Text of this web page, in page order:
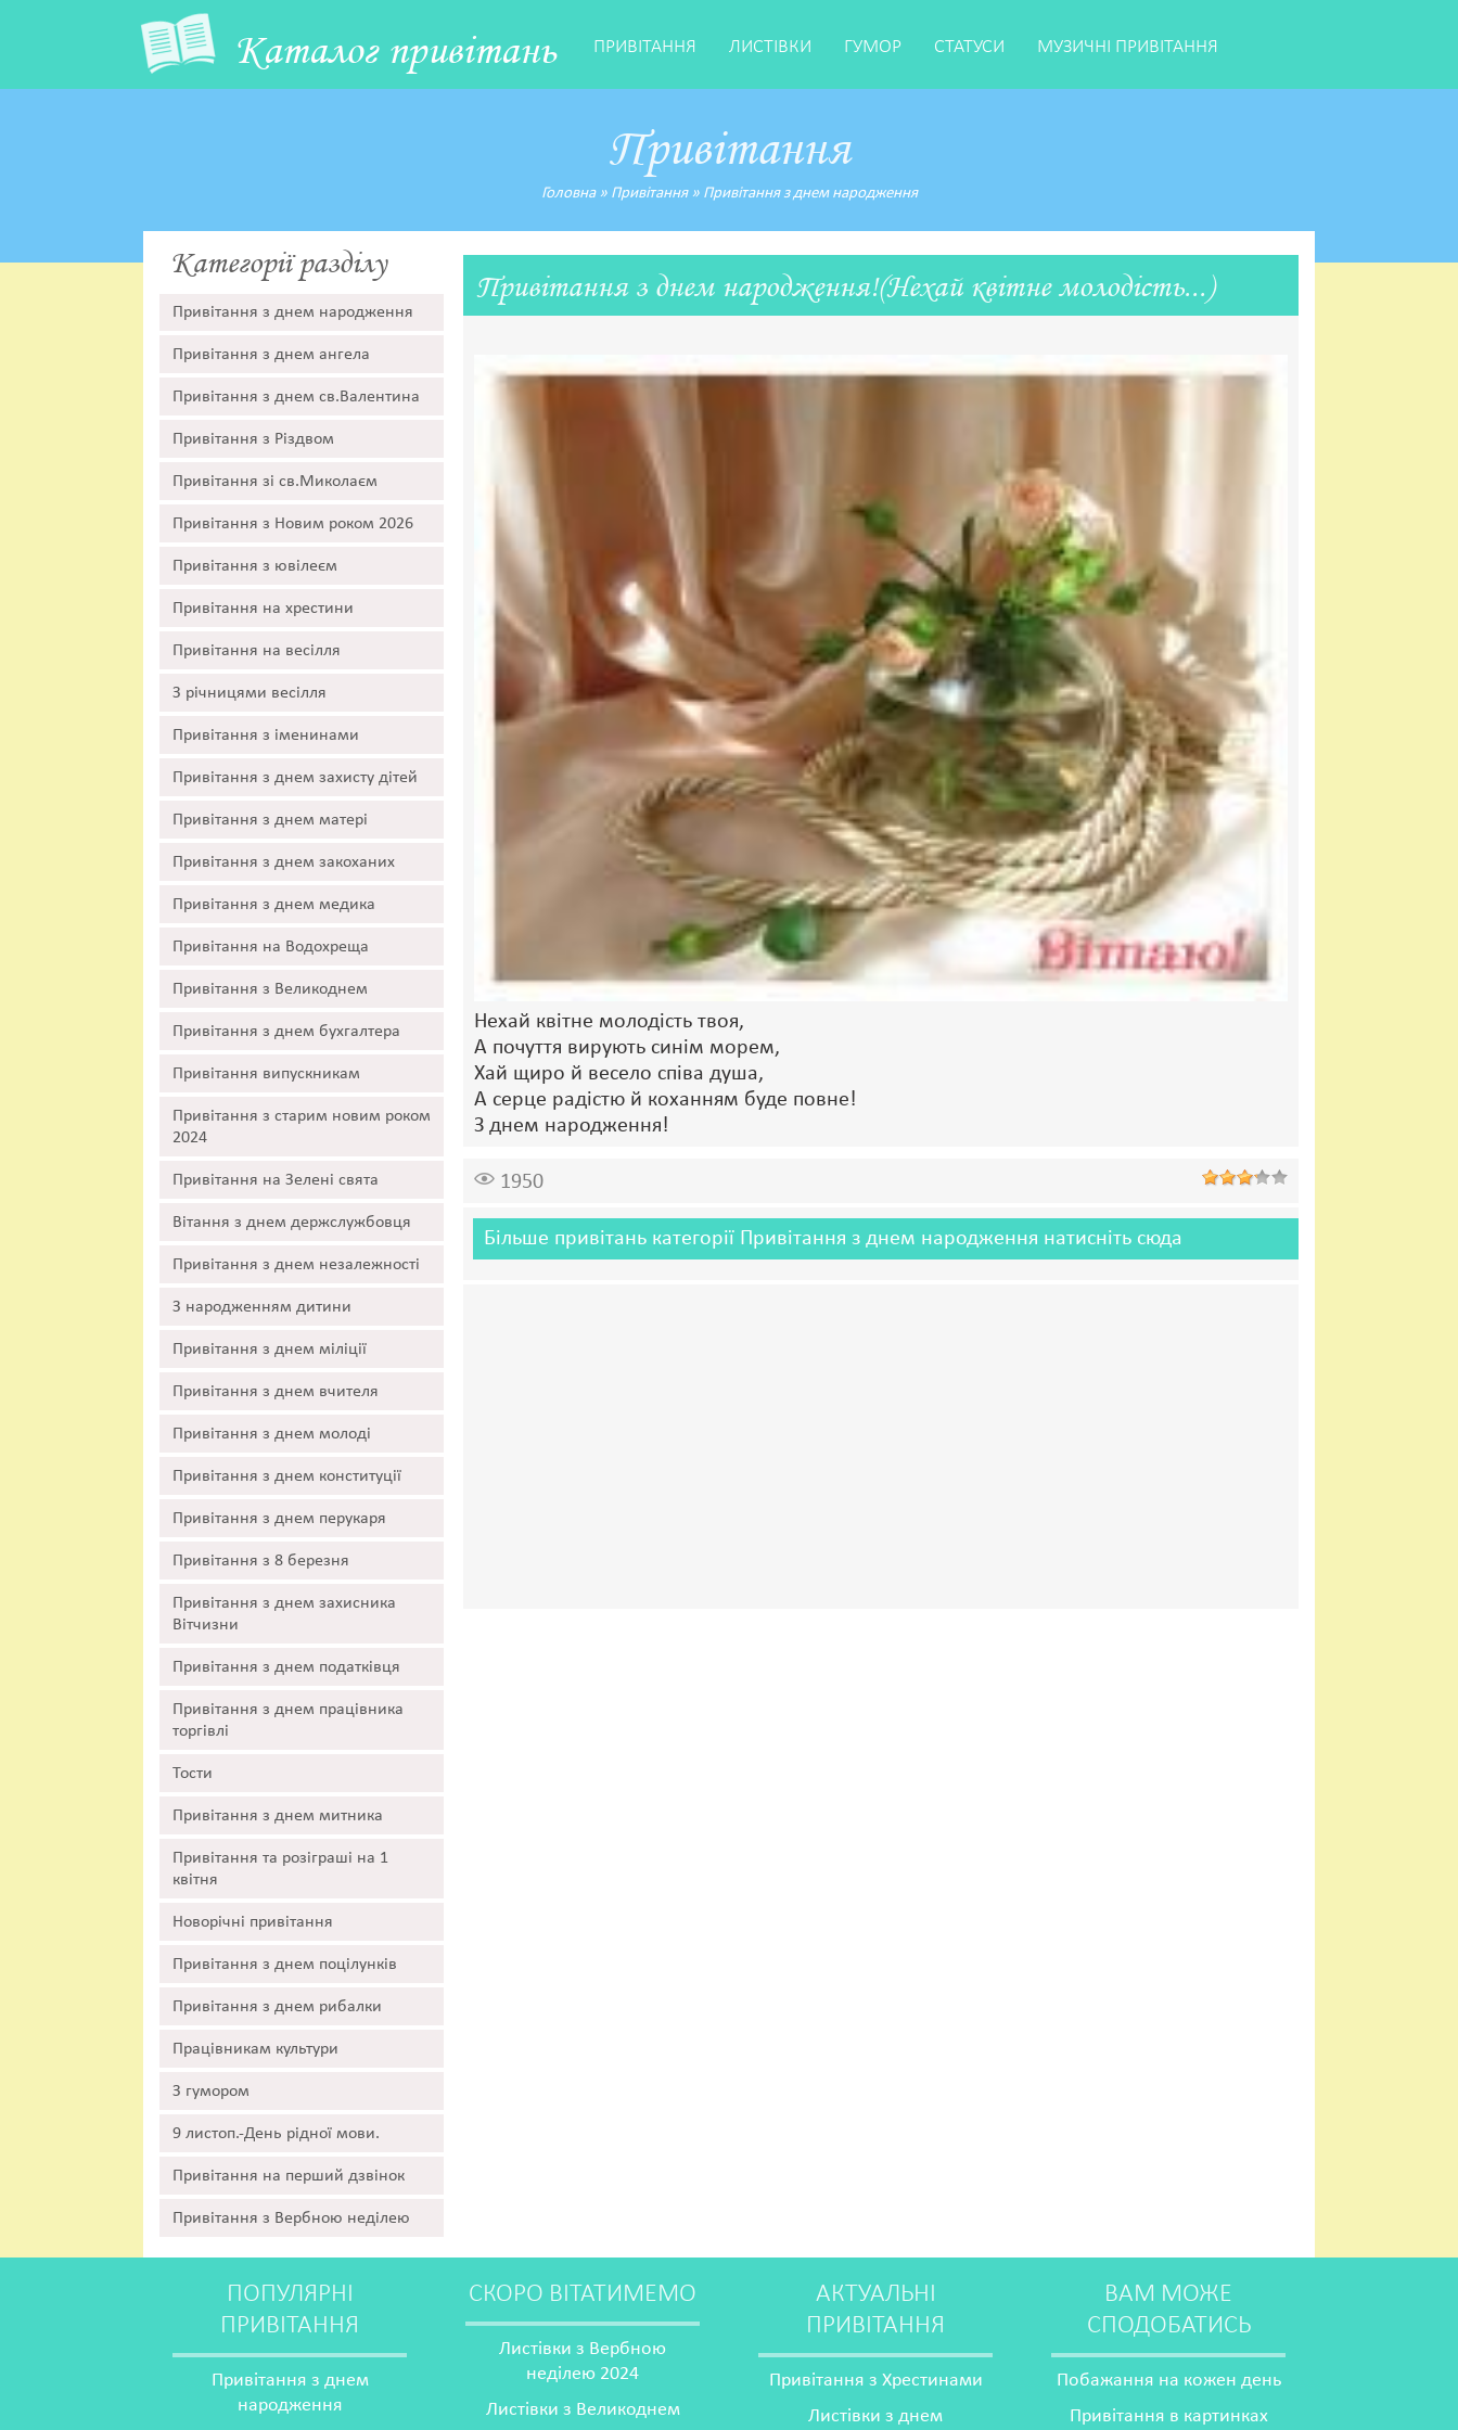
Каталог привітань ПРИВІТАННЯ ЛИСТІВКИ ГУМОР СТАТУСИ МУЗИЧНІ ПРИВІТАННЯ
Привітання
Головна» Привітання» Привітання з днем народження
Категорії разділу
Привітання з днем народження
Привітання з днем ангела
Привітання з днем св.Валентина
Привітання з Різдвом
Привітання зі св.Миколаєм
Привітання з Новим роком 2026
Привітання з ювілеєм
Привітання на хрестини
Привітання на весілля
З річницями весілля
Привітання з іменинами
Привітання з днем захисту дітей
Привітання з днем матері
Привітання з днем закоханих
Привітання з днем медика
Привітання на Водохреща
Привітання з Великоднем
Привітання з днем бухгалтера
Привітання випускникам
Привітання з старим новим роком
2024
Привітання на Зелені свята
Вітання з днем держслужбовця
Привітання з днем незалежності
З народженням дитини
Привітання з днем міліції
Привітання з днем вчителя
Привітання з днем молоді
Привітання з днем конституції
Привітання з днем перукаря
Привітання з 8 березня
Привітання з днем захисника
Вітчизни
Привітання з днем податківця
Привітання з днем працівника
торгівлі
Тости
Привітання з днем митника
Привітання та розіграші на 1
квітня
Новорічні привітання
Привітання з днем поцілунків
Привітання з днем рибалки
Працівникам культури
З гумором
9 листоп.-День рідної мови.
Привітання на перший дзвінок
Привітання з Вербною неділею
Привітання з днем народження!(Нехай квітне молодість...)
Нехай квітне молодість твоя,
А почуття вирують синім морем,
Хай щиро й весело співа душа,
А серце радістю й коханням буде повне!
З днем народження!
1950
Більше привітань категорії Привітання з днем народження натисніть сюда
ПОПУЛЯРНІ
ПРИВІТАННЯ
Привітання з днем
народження
СКОРО ВІТАТИМЕМО
Листівки з Вербною
неділею 2024
Листівки з Великоднем
АКТУАЛЬНІ
ПРИВІТАННЯ
Привітання з Хрестинами
Листівки з днем
ВАМ МОЖЕ
СПОДОБАТИСЬ
Побажання на кожен день
Привітання в картинках